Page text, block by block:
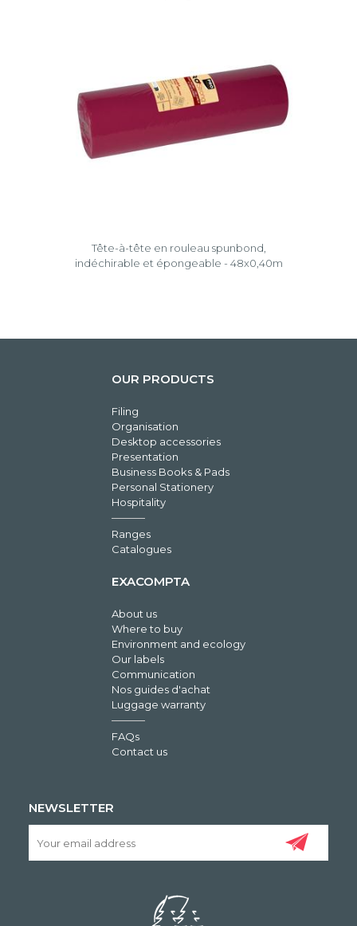
Tête-à-tête en rouleau spunbond,
indéchirable et épongeable - 48x0,40m
OUR PRODUCTS
Filing
Organisation
Desktop accessories
Presentation
Business Books & Pads
Personal Stationery
Hospitality
Ranges
Catalogues
EXACOMPTA
About us
Where to buy
Environment and ecology
Our labels
Communication
Nos guides d'achat
Luggage warranty
FAQs
Contact us
NEWSLETTER